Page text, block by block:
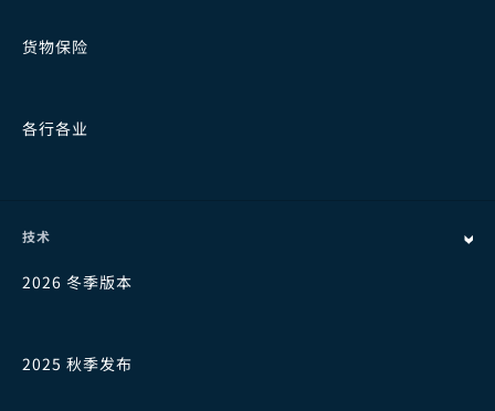
货物保险
各行各业
技术
2026 冬季版本
2025 秋季发布